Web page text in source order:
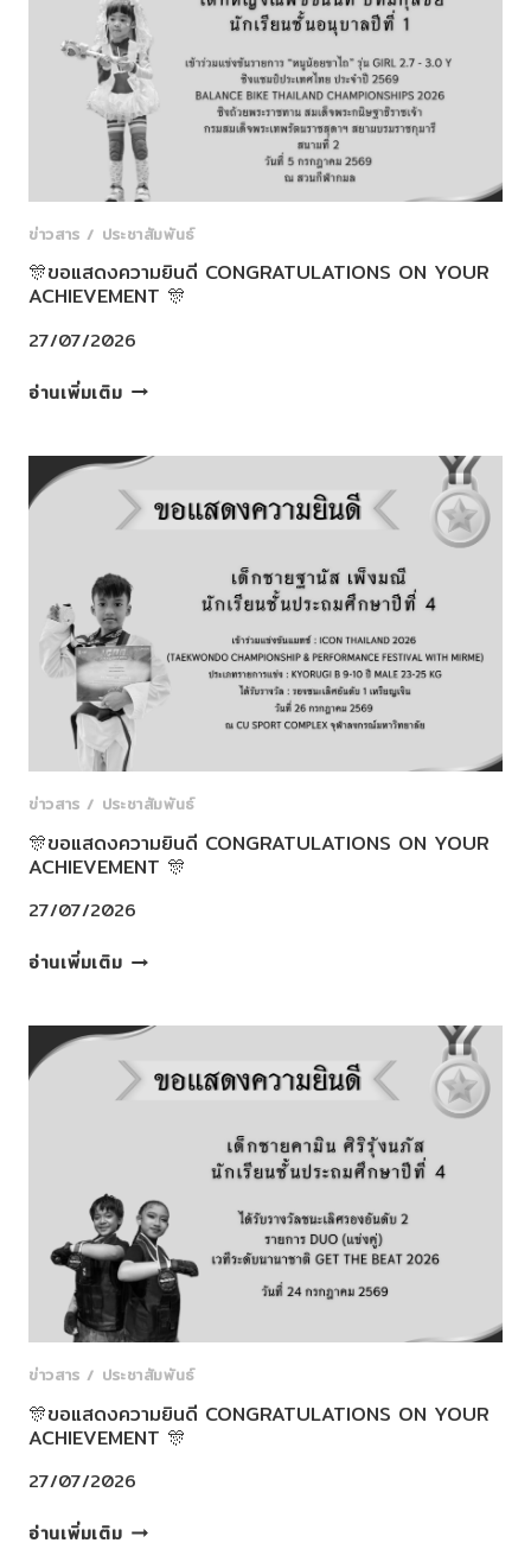
YOUR
ACHIEVEMENT
🎊
ข่าวสาร / ประชาสัมพันธ์
🎊ขอแสดงความยินดี CONGRATULATIONS ON YOUR
ACHIEVEMENT 🎊
27/07/2026
อ่านเพิ่มเติม🎊
ความ
ยินดี
CONGRATULATIONS
YOUR
ACHIEVEMENT
🎊
ข่าวสาร / ประชาสัมพันธ์
🎊ขอแสดงความยินดี CONGRATULATIONS ON YOUR
ACHIEVEMENT 🎊
27/07/2026
อ่านเพิ่มเติม🎊
ความ
ยินดี
CONGRATULATIONS
ACHIEVEMENT
🎊
ข่าวสาร / ประชาสัมพันธ์
🎊ขอแสดงความยินดี CONGRATULATIONS ON YOUR
ACHIEVEMENT 🎊
27/07/2026
อ่านเพิ่มเติม🎊